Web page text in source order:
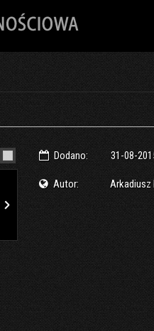
Dodano: 31-08-
Autor: Arkadiusz